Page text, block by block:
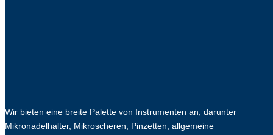
Wir bieten eine breite Palette von Instrumenten an, darunter
Mikronadelhalter, Mikroscheren, Pinzetten, allgemeine